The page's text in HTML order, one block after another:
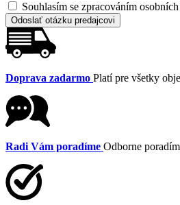
Souhlasím se zpracováním
Odoslať otázku predajcovi
Doprava zadarmo Platí pre všetky
Radi Vám poradíme Odborne